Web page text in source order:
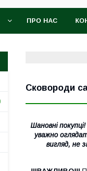
ПРО НАС
Сковороди
Шановні
уважно
вигляд, не